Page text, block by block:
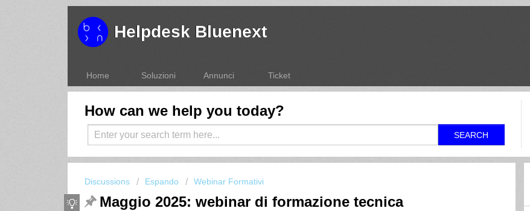
Helpdesk Bluenext
Home Soluzioni Annunci Ticket
How can we help you today?
SEARCH
Discussions Espando Webinar Formativi
Maggio 2025: webinar di formazione tecnica